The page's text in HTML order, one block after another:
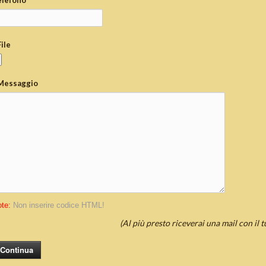
Non inserire codice HTML!
(Al più presto riceverai una mail con il
Continua